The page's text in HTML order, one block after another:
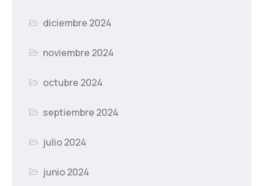
diciembre 2024
noviembre 2024
octubre 2024
septiembre 2024
julio 2024
junio 2024